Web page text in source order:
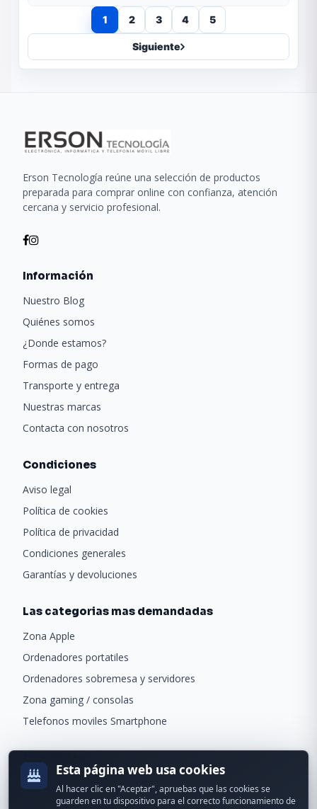
1 2 3 4 5
Siguiente
Erson Tecnología reúne una selección de productos
preparada para comprar online con confianza, atención
cercana y servicio profesional.
Información
Nuestro Blog
Quiénes somos
¿Donde estamos?
Formas de pago
Transporte y entrega
Nuestras marcas
Contacta con nosotros
Condiciones
Aviso legal
Política de cookies
Política de privacidad
Condiciones generales
Garantías y devoluciones
Las categorias mas demandadas
Zona Apple
Ordenadores portatiles
Ordenadores sobremesa y servidores
Zona gaming / consolas
Telefonos moviles Smartphone
Recibe ofertas exclusivas y novedades.
Esta página web usa cookies
Al hacer clic en "Aceptar", apruebas que las cookies se
guarden en tu dispositivo para el correcto funcionamiento de